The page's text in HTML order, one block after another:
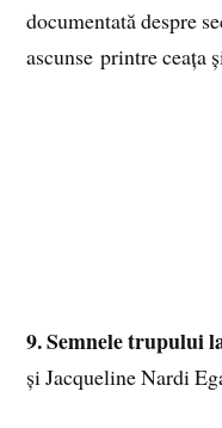
documentată despre
ascunse printre ceața
9. Semnele trupului
și Jacqueline Nardi